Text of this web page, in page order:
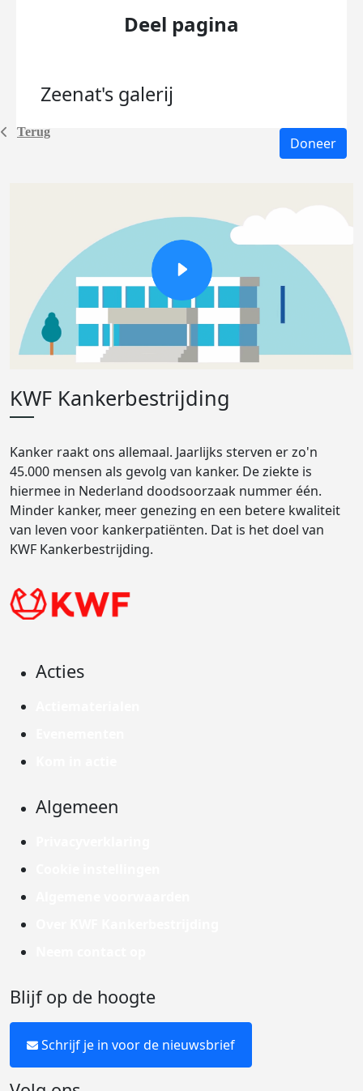
Terug
Deel pagina
Zeenat's galerij
Doneer
KWF Kankerbestrijding
Kanker raakt ons allemaal. Jaarlijks sterven er zo'n
45.000 mensen als gevolg van kanker. De ziekte is
hiermee in Nederland doodsoorzaak nummer één.
Minder kanker, meer genezing en een betere kwaliteit
van leven voor kankerpatiënten. Dat is het doel van
KWF Kankerbestrijding.
Acties
Algemeen
Blijf op de hoogte
Schrijf je in voor de nieuwsbrief